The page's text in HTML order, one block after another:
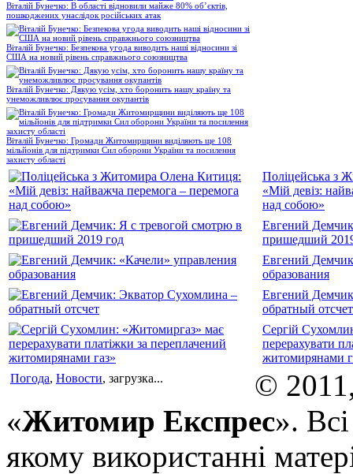
Віталій Бунечко: В області відновили майже 80% об’єктів,
пошкоджених унаслідок російських атак
Віталій Бунечко: Безпекова угода виводить наші відносини зі
США на новий рівень справжнього союзництва
Віталій Бунечко: Дякую усім, хто боронить нашу країну та
унеможливлює просування окупантів
Віталій Бунечко: Громади Житомирщини виділяють ще 108
мільйонів для підтримки Сил оборони України та посилення
захисту області
Поліцейська з
«Мій девіз:
над собою»
Евгений
пришедший
Евгений
образования
Евгений
обратный отсчет
Сергій
перерахувати
житомирянами
Погода, Новости, загрузка...
©
«Житомир Експрес».
якому використанні